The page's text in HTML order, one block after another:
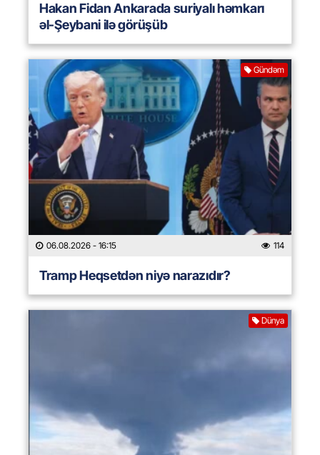
Hakan Fidan Ankarada suriyalı həmkarı
əl-Şeybani ilə görüşüb
Gündəm
06.08.2026 - 16:15 114
Tramp Heqsetdən niyə narazıdır?
Dünya